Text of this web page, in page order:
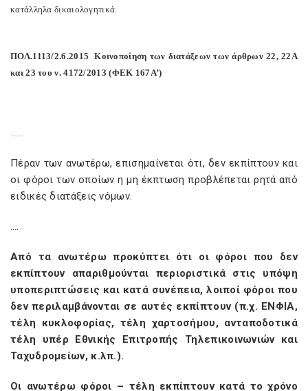
κατάλληλα δικαιολογητικά.
ΠΟΛ.1113/2.6.2015
Κοινοποίηση των διατάξεων των άρθρων 22, 22Α
και 23 του ν. 4172/2013 (ΦΕΚ 167Α’)
….
Πέραν των ανωτέρω, επισημαίνεται ότι, δεν εκπίπτουν και
οι φόροι των οποίων η μη έκπτωση προβλέπεται ρητά από
ειδικές διατάξεις νόμων.
….
Από τα ανωτέρω προκύπτει ότι οι φόροι που δεν
εκπίπτουν απαριθμούνται περιοριστικά στις υπόψη
υποπεριπτώσεις και κατά συνέπεια, λοιποί φόροι που
δεν περιλαμβάνονται σε αυτές εκπίπτουν (π.χ. ΕΝΦΙΑ,
τέλη κυκλοφορίας, τέλη χαρτοσήμου, ανταποδοτικά
τέλη υπέρ Εθνικής Επιτροπής Τηλεπικοινωνιών και
Ταχυδρομείων, κ.λπ.).
Οι ανωτέρω φόροι – τέλη εκπίπτουν κατά το χρόνο